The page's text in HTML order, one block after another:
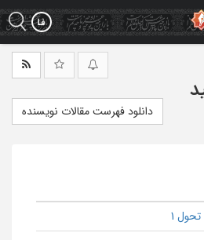
دانلود فهرست مقالات نویسنده
1